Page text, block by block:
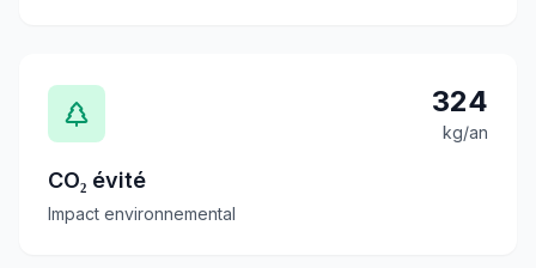
324
kg/an
CO₂ évité
Impact environnemental